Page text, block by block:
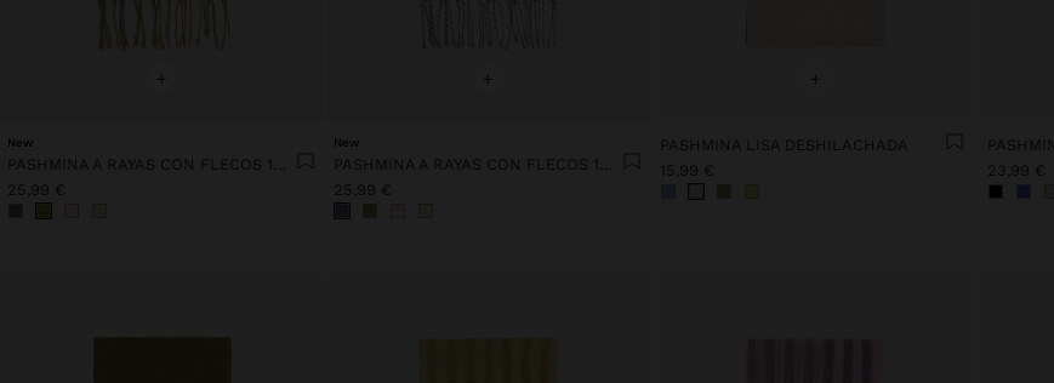
+
New
PASHMINA A RAYAS CON FLECOS 100% LINO
25,99 €
+
New
PASHMINA A RAYAS CON FLECOS 100% LINO
25,99 €
+
PASHMINA LISA DESHILACHADA
15,99 €
23,99 €